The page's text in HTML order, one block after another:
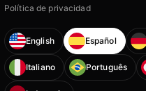
Política de privacidad
English Español
Italiano Português